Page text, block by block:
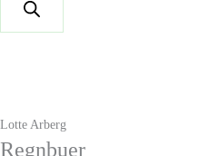
Lotte Arberg
Regnbuer